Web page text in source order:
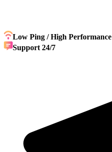
Low Ping / High Performance
Support 24/7